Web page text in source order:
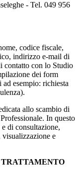
- Tel. 049 956
codice fiscale,
indirizzo e-mail di
contatto con lo Studio
dei form
esempio: richiesta
allo scambio di
In questo
di consultazione,
e